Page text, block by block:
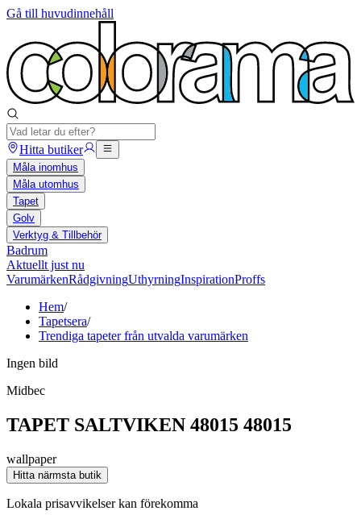
Gå till huvudinnehåll
Hitta butiker
Måla inomhus
Måla utomhus
Tapet
Golv
Verktyg & Tillbehör
Badrum
Aktuellt just nu
VarumärkenRådgivningUthyrningInspirationProffs
Hem/
Tapetsera/
Trendiga tapeter från utvalda varumärken
Ingen bild
Midbec
TAPET SALTVIKEN 48015 48015
wallpaper
Hitta närmsta butik
Lokala prisavvikelser kan förekomma